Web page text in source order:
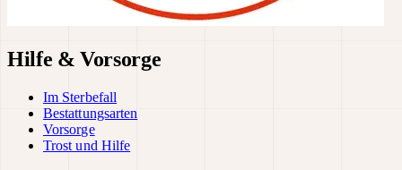
Hilfe & Vorsorge
Im Sterbefall
Bestattungsarten
Vorsorge
Trost und Hilfe